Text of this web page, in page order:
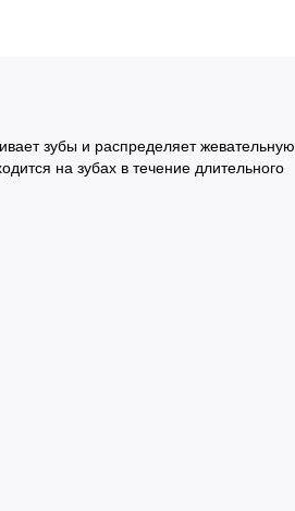
зубы и распределяет жевательную
на зубах в течение длительного